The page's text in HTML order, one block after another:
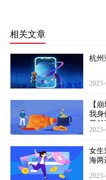
相关文章
杭州
【
我身
开起
女生
海两